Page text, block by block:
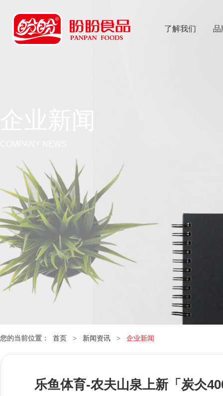
了解我们 品
您的当前位置： 首页 > 新闻资讯 > 企业新闻
乐鱼体育-农夫山泉上新「炭仌